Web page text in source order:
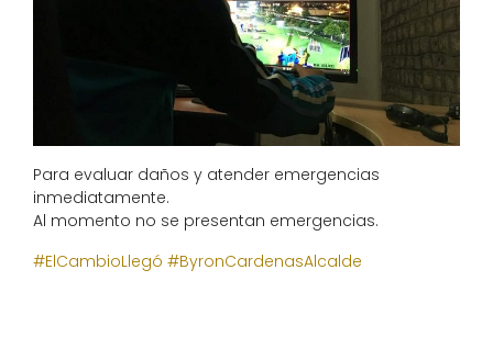
Para evaluar daños y atender emergencias
inmediatamente.
Al momento no se presentan emergencias.
#ElCambioLlegó #ByronCardenasAlcalde